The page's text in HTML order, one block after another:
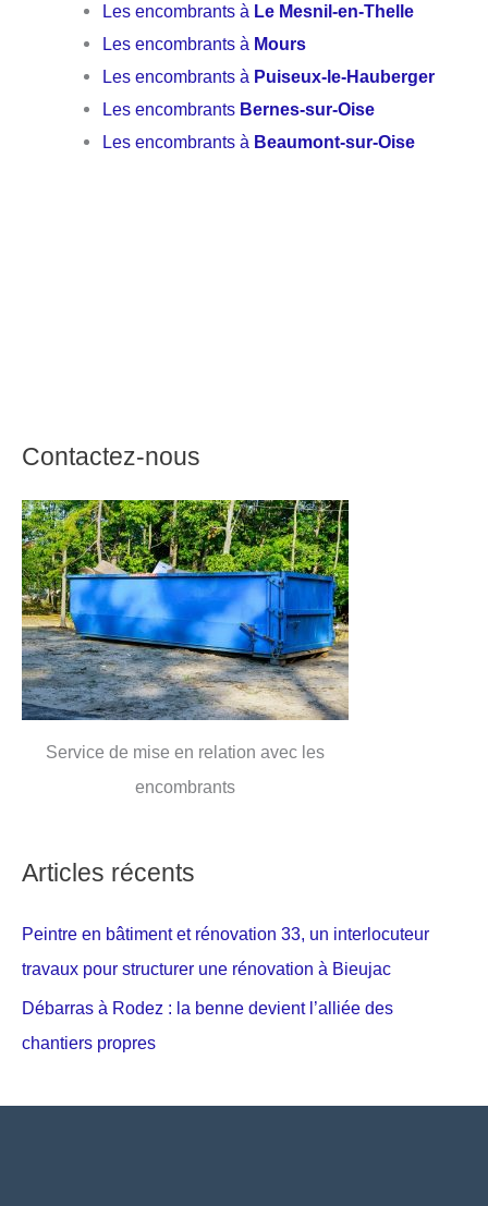
Les encombrants à Le Mesnil-en-Thelle
Les encombrants à Mours
Les encombrants à Puiseux-le-Hauberger
Les encombrants Bernes-sur-Oise
Les encombrants à Beaumont-sur-Oise
Contactez-nous
Service de mise en relation avec les
encombrants
Articles récents
Peintre en bâtiment et rénovation 33, un interlocuteur
travaux pour structurer une rénovation à Bieujac
Débarras à Rodez : la benne devient l’alliée des
chantiers propres